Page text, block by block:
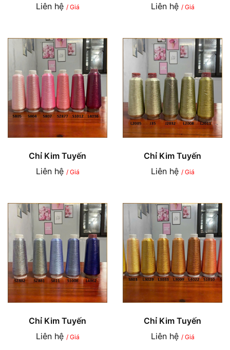
Liên hệ / Giá Liên hệ / Giá
Chỉ Kim Tuyến
Liên hệ / Giá
Chỉ Kim Tuyến
Liên hệ / Giá
Chỉ Kim Tuyến
Liên hệ / Giá
Chỉ Kim Tuyến
Liên hệ / Giá